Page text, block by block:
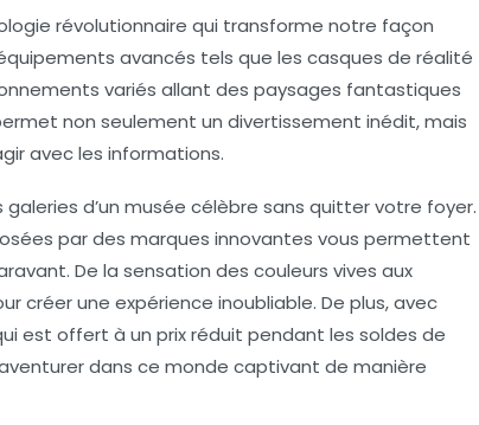
révolutionnaire qui transforme notre façon
avancés tels que les casques de réalité
variés allant des paysages fantastiques
non seulement un divertissement inédit, mais
avec les informations.
d’un musée célèbre sans quitter votre foyer.
par des marques innovantes vous permettent
De la sensation des couleurs vives aux
créer une expérience inoubliable. De plus, avec
est offert à un prix réduit pendant les soldes de
dans ce monde captivant de manière